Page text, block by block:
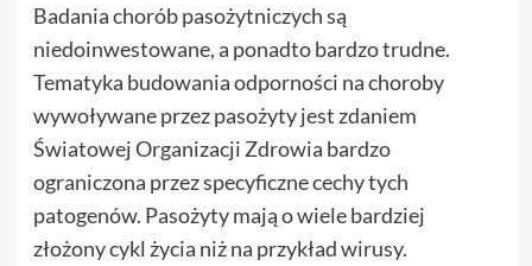
Badania chorób pasożytniczych są
niedoinwestowane, a ponadto bardzo trudne.
Tematyka budowania odporności na choroby
wywoływane przez pasożyty jest zdaniem
Światowej Organizacji Zdrowia bardzo
ograniczona przez specyficzne cechy tych
patogenów. Pasożyty mają o wiele bardziej
złożony cykl życia niż na przykład wirusy.